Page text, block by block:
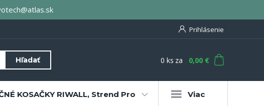
Prihlásenie
Hľadať 0 ks za 0,00 €
KOSAČKY RIWALL, Strend Pro Viac